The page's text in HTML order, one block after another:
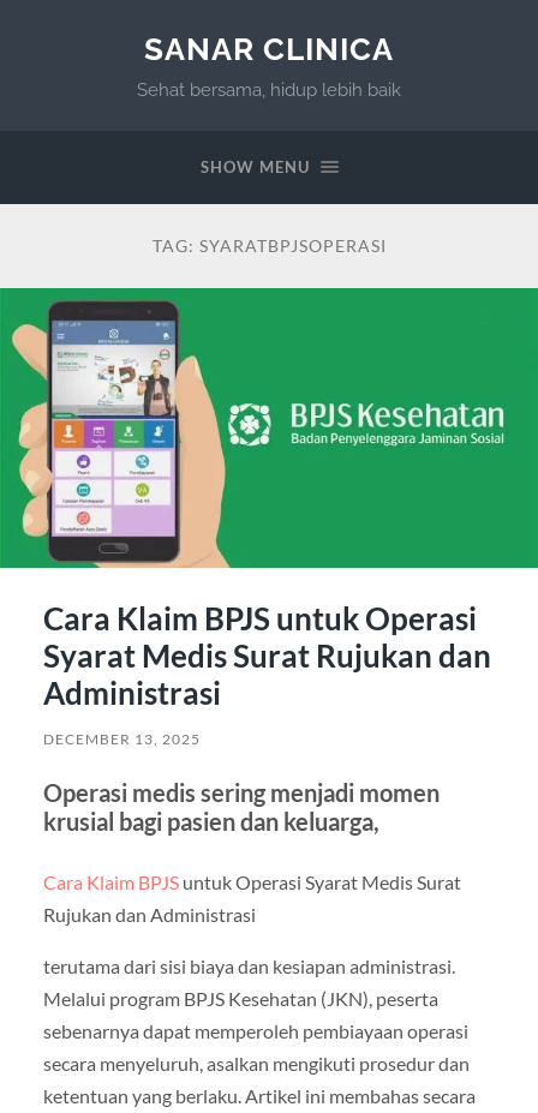
SANAR CLINICA
Sehat bersama, hidup lebih baik
SHOW MENU
TAG: SYARATBPJSOPERASI
Cara Klaim BPJS untuk Operasi
Syarat Medis Surat Rujukan dan
Administrasi
DECEMBER 13, 2025
Operasi medis sering menjadi momen
krusial bagi pasien dan keluarga,
Cara Klaim BPJSuntuk Operasi Syarat Medis Surat
Rujukan dan Administrasi
terutama dari sisi biaya dan kesiapan administrasi.
Melalui program BPJS Kesehatan (JKN), peserta
sebenarnya dapat memperoleh pembiayaan operasi
secara menyeluruh, asalkan mengikuti prosedur dan
ketentuan yang berlaku. Artikel ini membahas secara